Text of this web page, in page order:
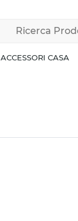
ACCESSORI CASA